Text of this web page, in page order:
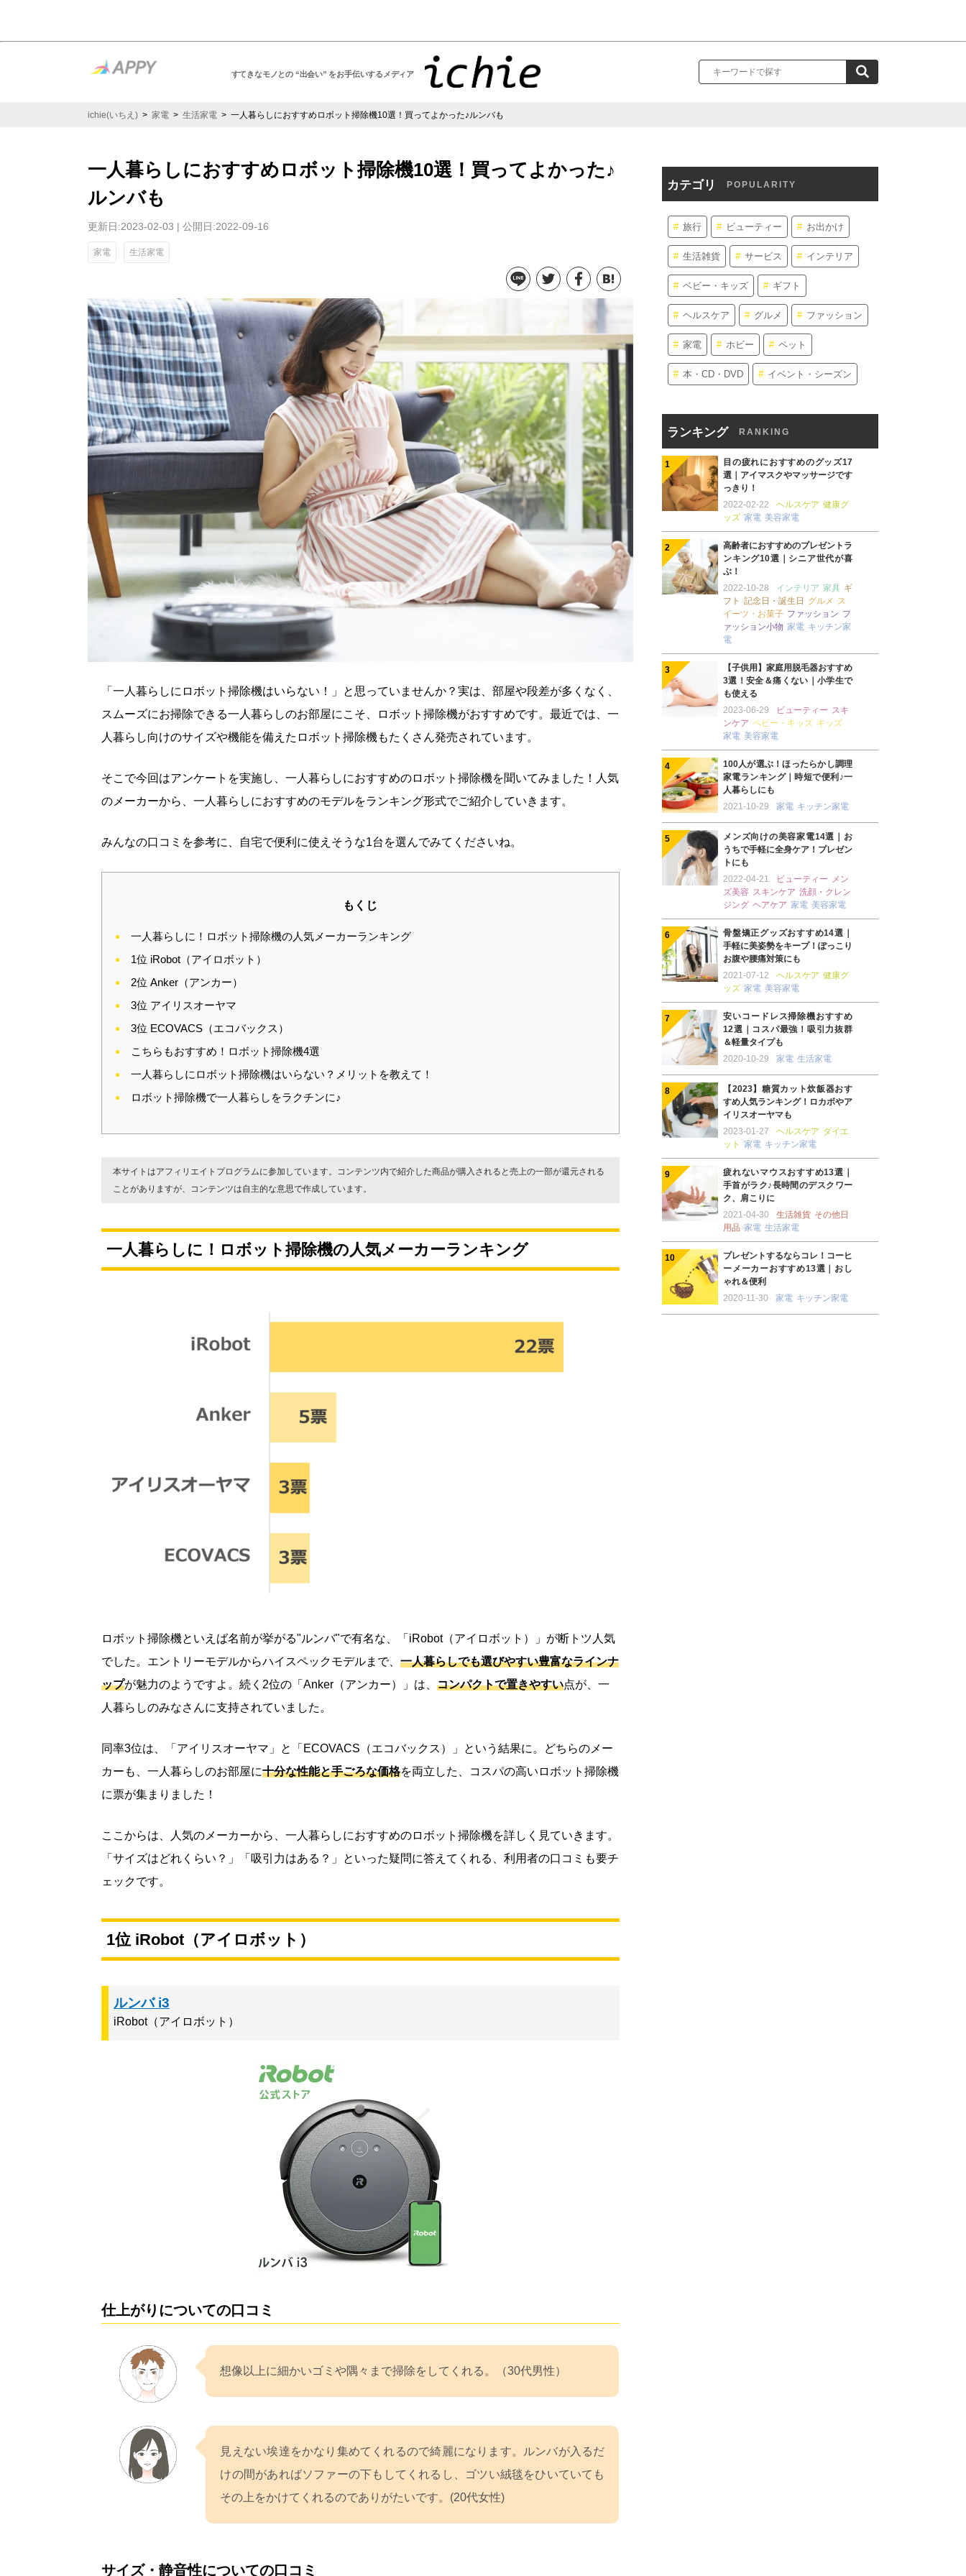
すてきなモノとの “出会い” をお手伝いするメディア
ichie(いちえ) > 家電 > 生活家電 > 一人暮らしにおすすめロボット掃除機10選！買ってよかった♪ルンバも
一人暮らしにおすすめロボット掃除機10選！買ってよかった♪
ルンバも
更新日:2023-02-03 | 公開日:2022-09-16
家電 生活家電
「一人暮らしにロボット掃除機はいらない！」と思っていませんか？実は、部屋や段差が多くなく、
スムーズにお掃除できる一人暮らしのお部屋にこそ、ロボット掃除機がおすすめです。最近では、一
人暮らし向けのサイズや機能を備えたロボット掃除機もたくさん発売されています。
そこで今回はアンケートを実施し、一人暮らしにおすすめのロボット掃除機を聞いてみました！人気
のメーカーから、一人暮らしにおすすめのモデルをランキング形式でご紹介していきます。
みんなの口コミを参考に、自宅で便利に使えそうな1台を選んでみてくださいね。
もくじ
一人暮らしに！ロボット掃除機の人気メーカーランキング
1位 iRobot（アイロボット）
2位 Anker（アンカー）
3位 アイリスオーヤマ
3位 ECOVACS（エコバックス）
こちらもおすすめ！ロボット掃除機4選
一人暮らしにロボット掃除機はいらない？メリットを教えて！
ロボット掃除機で一人暮らしをラクチンに♪
本サイトはアフィリエイトプログラムに参加しています。コンテンツ内で紹介した商品が購入されると売上の一部が還元される
ことがありますが、コンテンツは自主的な意思で作成しています。
一人暮らしに！ロボット掃除機の人気メーカーランキング
ロボット掃除機といえば名前が挙がる"ルンバ"で有名な、「iRobot（アイロボット）」が断トツ人気
でした。エントリーモデルからハイスペックモデルまで、 一人暮らしでも選びやすい豊富なラインナ
ップが魅力のようですよ。続く2位の「Anker（アンカー）」は、 コンパクトで置きやすい点が、一
人暮らしのみなさんに支持されていました。
同率3位は、「アイリスオーヤマ」と「ECOVACS（エコバックス）」という結果に。どちらのメー
カーも、一人暮らしのお部屋に十分な性能と手ごろな価格を両立した、コスパの高いロボット掃除機
に票が集まりました！
ここからは、人気のメーカーから、一人暮らしにおすすめのロボット掃除機を詳しく見ていきます。
「サイズはどれくらい？」「吸引力はある？」といった疑問に答えてくれる、利用者の口コミも要チ
ェックです。
1位 iRobot（アイロボット）
ルンバ i3
iRobot（アイロボット）
仕上がりについての口コミ
想像以上に細かいゴミや隅々まで掃除をしてくれる。（30代男性）
見えない埃達をかなり集めてくれるので綺麗になります。ルンバが入るだ
けの間があればソファーの下もしてくれるし、ゴツい絨毯をひいていても
その上をかけてくれるのでありがたいです。(20代女性)
サイズ・静音性についての口コミ
カテゴリ POPULARITY
旅行 ビューティー お出かけ
生活雑貨 サービス インテリア
ベビー・キッズ ギフト
ヘルスケア グルメ ファッション
家電 ホビー ペット
本・CD・DVD イベント・シーズン
ランキング RANKING
目の疲れにおすすめのグッズ17
選｜アイマスクやマッサージです
っきり！
2022-02-22
ヘルスケア 健康グ
ッズ 家電 美容家電
高齢者におすすめのプレゼントラ
ンキング10選｜シニア世代が喜
ぶ！
2022-10-28
インテリア 家具 ギ
フト 記念日・誕生日 グルメ ス
イーツ・お菓子 ファッション フ
ァッション小物 家電 キッチン家
電
【子供用】家庭用脱毛器おすすめ
3選！安全＆痛くない｜小学生で
も使える
2023-06-29
ビューティー スキ
ンケア ベビー・キッズ キッズ
家電 美容家電
100人が選ぶ！ほったらかし調理
家電ランキング｜時短で便利♪一
人暮らしにも
2021-10-29
家電 キッチン家電
メンズ向けの美容家電14選｜お
うちで手軽に全身ケア！プレゼン
トにも
2022-04-21
ビューティー メン
ズ美容 スキンケア 洗顔・クレン
ジング ヘアケア 家電 美容家電
骨盤矯正グッズおすすめ14選｜
手軽に美姿勢をキープ！ぽっこり
お腹や腰痛対策にも
2021-07-12
ヘルスケア 健康グ
ッズ 家電 美容家電
安いコードレス掃除機おすすめ
12選｜コスパ最強！吸引力抜群
＆軽量タイプも
2020-10-29
家電 生活家電
【2023】糖質カット炊飯器おす
すめ人気ランキング！ロカボやア
イリスオーヤマも
2023-01-27
ヘルスケア ダイエ
ット 家電 キッチン家電
疲れないマウスおすすめ13選｜
手首がラク♪長時間のデスクワー
ク、肩こりに
2021-04-30
生活雑貨 その他日
用品 家電 生活家電
プレゼントするならコレ！コーヒ
ーメーカーおすすめ13選｜おし
ゃれ＆便利
2020-11-30
家電 キッチン家電